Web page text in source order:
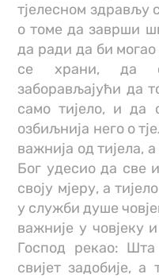
тјелесном здрављу
о томе да заврши
да ради да би
се храни, да
заборављајући да
само тијело, и да
озбиљнија него о
важнија од тијела,
Бог удесио да све
своју мјеру, а
у служби душе
важније у човјеку
Господ рекао:
свијет задобије, а